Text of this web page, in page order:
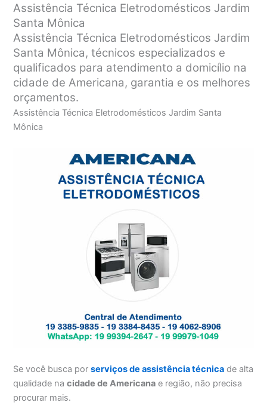
Assistência Técnica Eletrodomésticos Jardim
Santa Mônica
Assistência Técnica Eletrodomésticos Jardim
Santa Mônica, técnicos especializados e
qualificados para atendimento a domicílio na
cidade de Americana, garantia e os melhores
orçamentos.
Assistência Técnica Eletrodomésticos Jardim Santa
Mônica
Se você busca porserviços de assistência técnica de alta
qualidade nacidade de Americana e região, não precisa
procurar mais.